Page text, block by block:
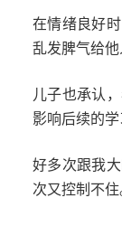
在情绪良好
乱发脾气给他
儿子也承认
影响后续的学
好多次跟我
次又控制不住